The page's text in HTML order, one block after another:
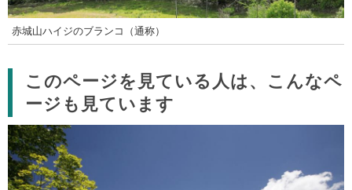
赤城山ハイジのブランコ（通称）
このページを見ている人は、こんなペ
ージも見ています